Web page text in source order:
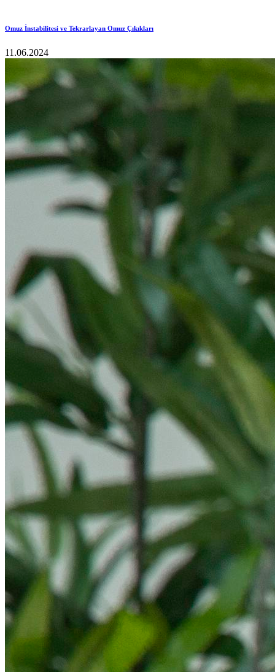
Omuz İnstabilitesi ve Tekrarlayan Omuz Çıkıkları
11.06.2024